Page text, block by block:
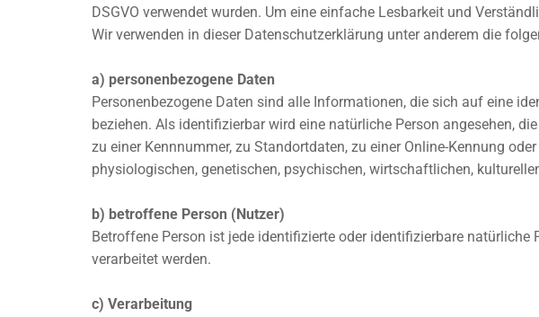
DSGVO verwendet wurden. Um eine einfache Lesbarkeit und
Wir verwenden in dieser Datenschutzerklärung unter anderem die
a) personenbezogene Daten
Personenbezogene Daten sind alle Informationen, die sich auf eine
beziehen. Als identifizierbar wird eine natürliche Person angesehen,
zu einer Kennnummer, zu Standortdaten, zu einer Online-Kennung
physiologischen, genetischen, psychischen, wirtschaftlichen,
b) betroffene Person (Nutzer)
Betroffene Person ist jede identifizierte oder identifizierbare
verarbeitet werden.
c) Verarbeitung